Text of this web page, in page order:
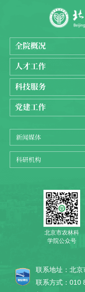
全院概况
人才工作
科技服务
党建工作
新闻媒体
科研机构
北京市农林科
学院公众号
联系地址：北
联系方式：010